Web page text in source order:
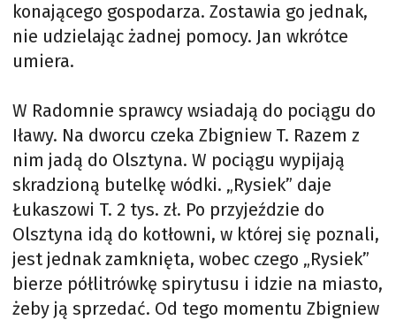
konającego gospodarza. Zostawia go jednak,
nie udzielając żadnej pomocy. Jan wkrótce
umiera.
W Radomnie sprawcy wsiadają do pociągu do
Iławy. Na dworcu czeka Zbigniew T. Razem z
nim jadą do Olsztyna. W pociągu wypijają
skradzioną butelkę wódki. „Rysiek” daje
Łukaszowi T. 2 tys. zł. Po przyjeździe do
Olsztyna idą do kotłowni, w której się poznali,
jest jednak zamknięta, wobec czego „Rysiek”
bierze półlitrówkę spirytusu i idzie na miasto,
żeby ją sprzedać. Od tego momentu Zbigniew